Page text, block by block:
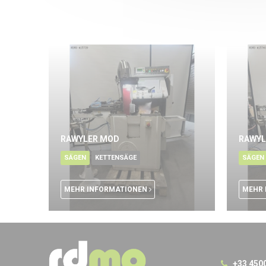
RAWYLER MOD
SÄGEN KETTENSÄGE
MEHR INFORMATIONEN
SÄGEN
+33